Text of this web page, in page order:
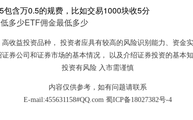
含万0.5的规费，比如交易1000块收5分
多少ETF佣金最低多少
高收益投资品种， 投资者应具有较高的风险识别能力、资金
券公司和证券市场的基本情况， 以及介绍证券投资的基本
投资有风险 入市需谨慎
内容仅供参考，如有问题请联系
E-mail:455631158#QQ.com 蜀ICP备18027382号-4